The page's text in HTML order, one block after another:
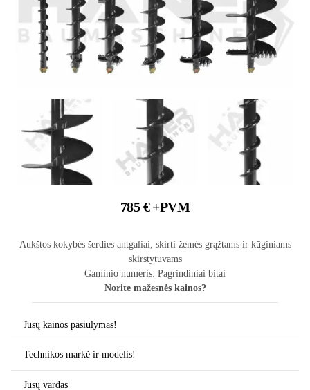
785€+PVM
Aukštos kokybės šerdies antgaliai, skirti žemės grąžtams ir kūginiams
skirstytuvams
Gaminio numeris: Pagrindiniai bitai
Norite mažesnės kainos?